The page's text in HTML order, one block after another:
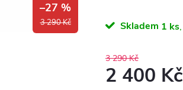
3 290 Kč
–27 %
Skladem 1 ks
3 290 Kč
2 400 Kč